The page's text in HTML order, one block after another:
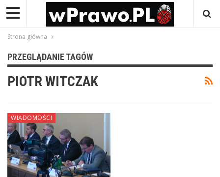
Strona główna
PRZEGLĄDANIE TAGÓW
PIOTR WITCZAK
WIADOMOŚCI